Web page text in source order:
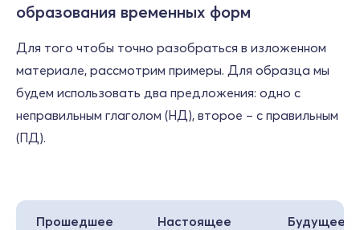
образования временных форм
Для того чтобы точно разобраться в изложенном
материале, рассмотрим примеры. Для образца мы
будем использовать два предложения: одно с
неправильным глаголом (НД), второе – с правильным
(ПД).
Прошедшее
Настоящее
Будущее